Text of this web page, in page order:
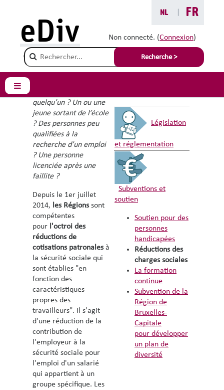
NL
FR
Non connecté. (Connexion)
Champ de recherche
Recherche >
eDiv
Panneau latéral
Réductions des
charges sociales
quelqu’un ? Un ou une
jeune sortant de l’école
? Des personnes peu
qualifiées à la
recherche d’un emploi
? Une personne
licenciée après une
faillite ?
Depuis le 1er juillet
2014, les Régionssont
compétentes
pour l'octroi des
réductions de
cotisations patronalesà
la sécurité sociale qui
sont établies "en
fonction des
caractéristiques
propres des
travailleurs". Il s'agit
d'une réduction de la
contribution de
l'employeur à la
sécurité sociale pour
l'emploi d'un salarié
qui appartient à un
groupe spécifique. Les
Législation
et réglementation
Subventions et
soutien
Soutien pour des
personnes
handicapées
Réductions des
charges sociales
La formation
continue
Subvention de la
Région de
Bruxelles-
Capitale
pour développer
un plan de
diversité